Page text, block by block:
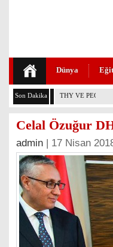
Dünya
Son Dakika THY VE
Celal Özuğur
admin | 17 Nisan